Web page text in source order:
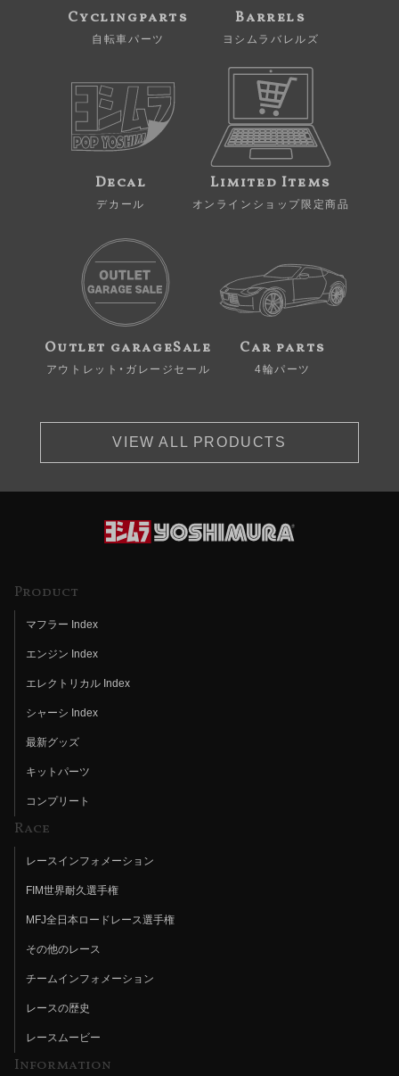
Cyclingparts
自転車パーツ
Barrels
ヨシムラバレルズ
Decal
デカール
Limited Items
オンラインショップ限定商品
Outlet garageSale
アウトレット・ガレージセール
Car parts
4輪パーツ
VIEW ALL PRODUCTS
Product
マフラー Index
エンジン Index
エレクトリカル Index
シャーシ Index
最新グッズ
キットパーツ
コンプリート
Race
レースインフォメーション
FIM世界耐久選手権
MFJ全日本ロードレース選手権
その他のレース
チームインフォメーション
レースの歴史
レースムービー
Information